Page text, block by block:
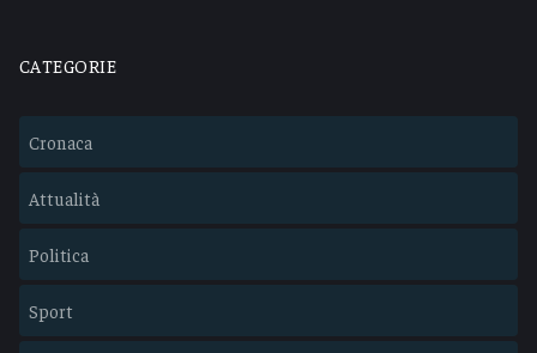
CATEGORIE
Cronaca
Attualità
Politica
Sport